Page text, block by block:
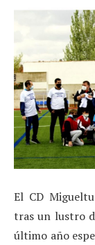
El CD
tras un lustro
último año